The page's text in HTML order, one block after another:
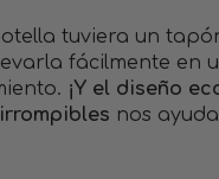
tuviera un
fácilmente en
¡Y el diseño
nos